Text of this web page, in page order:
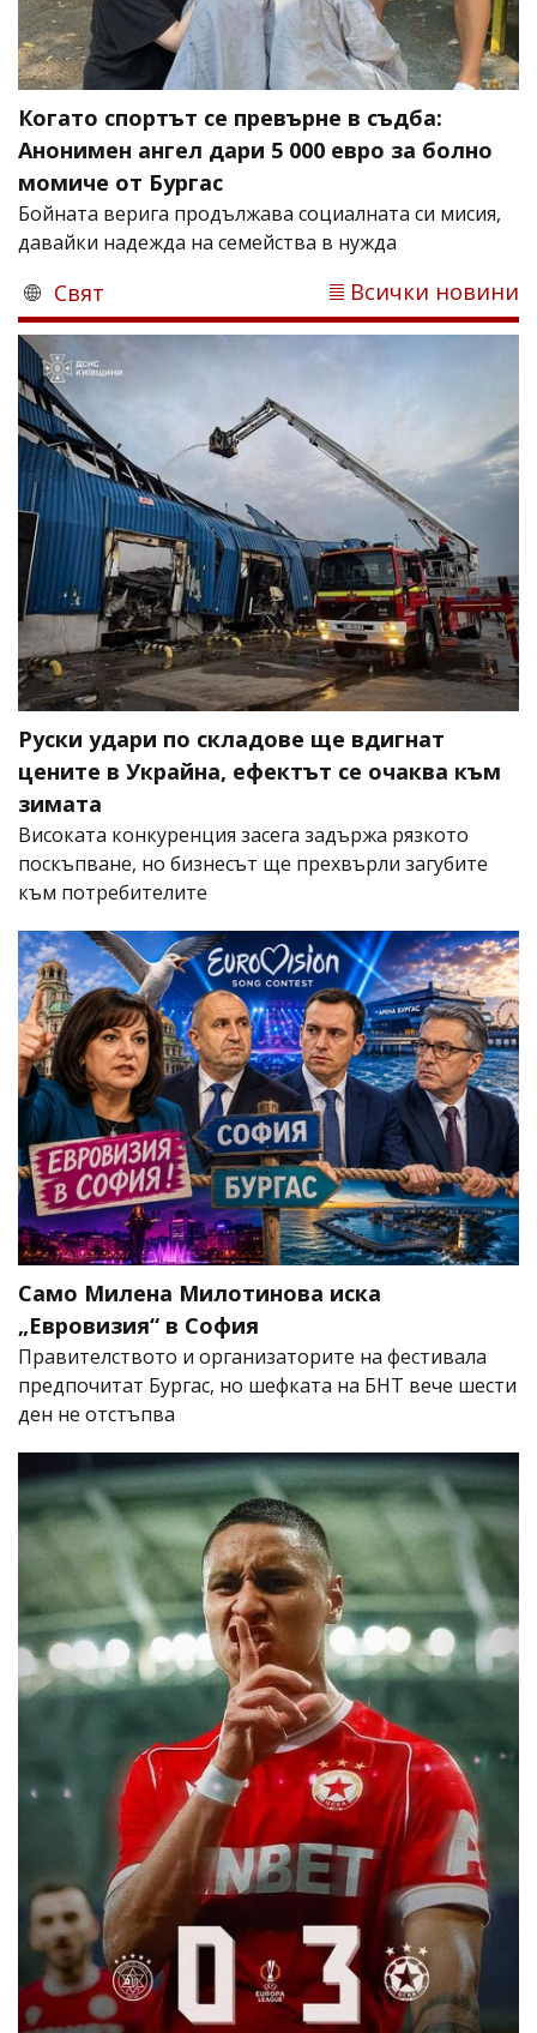
Когато спортът се превърне в съдба:
Анонимен ангел дари 5 000 евро за болно
момиче от Бургас
Бойната верига продължава социалната си мисия,
давайки надежда на семейства в нужда
Свят Всички новини
Руски удари по складове ще вдигнат
цените в Украйна, ефектът се очаква към
зимата
Високата конкуренция засега задържа рязкото
поскъпване, но бизнесът ще прехвърли загубите
към потребителите
Само Милена Милотинова иска
„Евровизия“ в София
Правителството и организаторите на фестивала
предпочитат Бургас, но шефката на БНТ вече шести
ден не отстъпва